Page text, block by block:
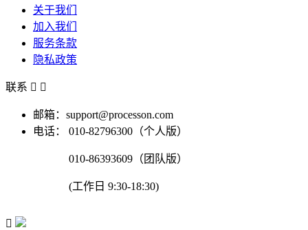
关于我们
加入我们
服务条款
隐私政策
联系  
邮箱：support@processon.com
电话：
010-82796300（个人版）
010-86393609（团队版）
(工作日 9:30-18:30)
